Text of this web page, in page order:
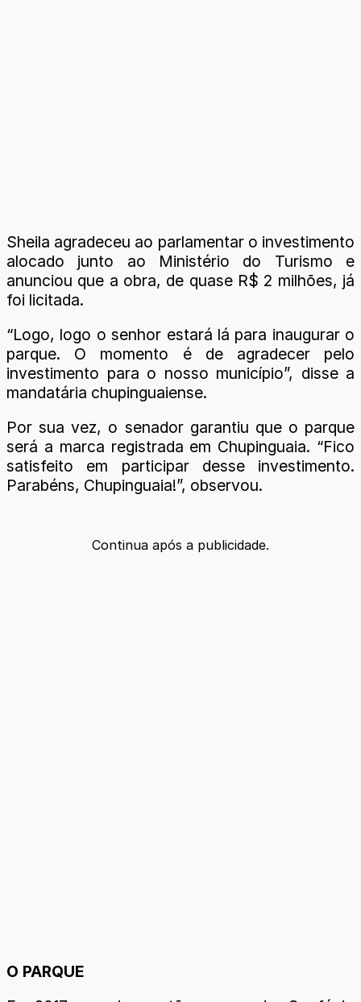
Sheila agradeceu ao parlamentar o investimento
alocado junto ao Ministério do Turismo e
anunciou que a obra, de quase R$ 2 milhões, já
foi licitada.
“Logo, logo o senhor estará lá para inaugurar o
parque. O momento é de agradecer pelo
investimento para o nosso município”, disse a
mandatária chupinguaiense.
Por sua vez, o senador garantiu que o parque
será a marca registrada em Chupinguaia. “Fico
satisfeito em participar desse investimento.
Parabéns, Chupinguaia!”, observou.
Continua após a publicidade.
O PARQUE